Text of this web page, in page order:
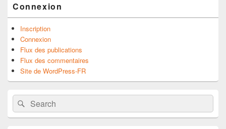
Connexion
Inscription
Connexion
Flux des publications
Flux des commentaires
Site de WordPress-FR
Search
for:
Search